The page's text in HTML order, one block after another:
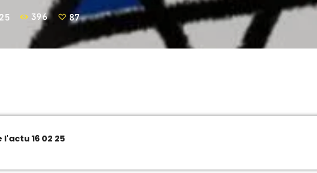
MUSIQUE
07:00 - 08:00
396 87
l'actu 16 02 25